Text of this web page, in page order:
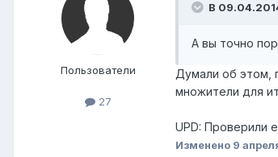
Пользователи
27
В
А вы точно
Думали об этом,
множители для
UPD: Проверили
Изменено 9